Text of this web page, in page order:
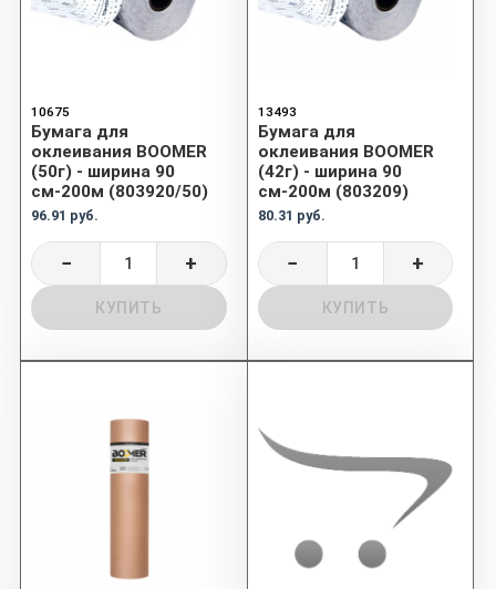
10675
Бумага для
оклеивания BOOMER
(50г) - ширина 90
см-200м (803920/50)
96.91 руб.
− +
КУПИТЬ
13493
Бумага для
оклеивания BOOMER
(42г) - ширина 90
см-200м (803209)
80.31 руб.
− +
КУПИТЬ